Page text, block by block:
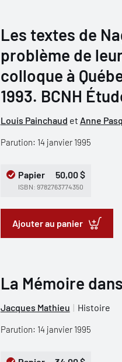
Les textes de
problème de
colloque à
1993. BCNH
Louis Painchaud et Anne
Parution: 14 janvier 1995
Papier 50,00 $
ISBN: 9782763774350
Ajouter au panier
La Mémoire
Jacques Mathieu Histoire
Parution: 14 janvier 1995